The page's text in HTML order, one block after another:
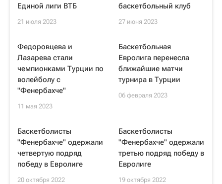
Единой лиги ВТБ
21 июля 2023
баскетбольный клуб
27 июня 2023
Федоровцева и
Лазарева стали
чемпионками Турции по
волейболу с
"Фенербахче"
11 мая 2023
Баскетбольная
Евролига перенесла
ближайшие матчи
турнира в Турции
06 февраля 2023
Баскетболисты
"Фенербахче" одержали
четвертую подряд
победу в Евролиге
20 октября 2022
Баскетболисты
"Фенербахче" одержали
третью подряд победу в
Евролиге
19 октября 2022